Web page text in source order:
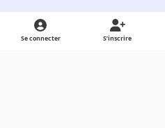
Light ModeDark ModeSystem Preference
Se connecter S’inscrire